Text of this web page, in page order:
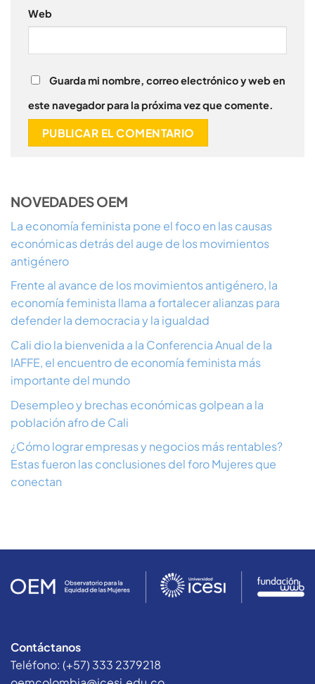
Web
Guarda mi nombre, correo electrónico y web en
este navegador para la próxima vez que comente.
NOVEDADES OEM
La economía feminista pone el foco en las causas
económicas detrás del auge de los movimientos
antigénero
Frente al avance de los movimientos antigénero, la
economía feminista llama a fortalecer alianzas para
defender la democracia y la igualdad
Cali dio la bienvenida a la Conferencia Anual de la
IAFFE, el encuentro de economía feminista más
importante del mundo
Desempleo y brechas económicas golpean a la
población afro de Cali
¿Cómo lograr empresas y negocios más rentables?
Estas fueron las conclusiones del foro Mujeres que
conectan
Contáctanos
Teléfono: (+57) 333 2379218